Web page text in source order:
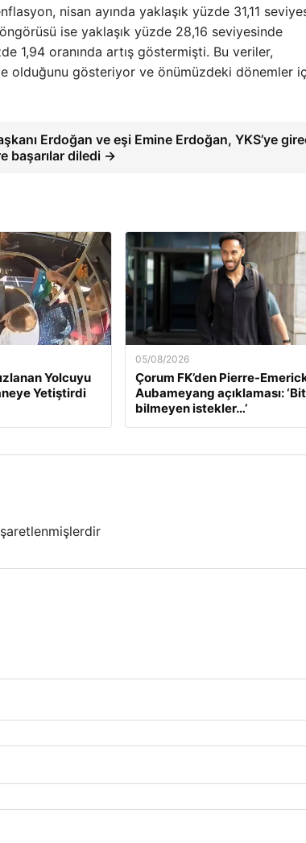
nisan ayında yaklaşık yüzde 31,11
ise yaklaşık yüzde 28,16 seviyesinde
1,94 oranında artış göstermişti. Bu veriler,
olduğunu gösteriyor ve önümüzdeki dönemler
Erdoğan ve eşi Emine Erdoğan, YKS’ye
başarılar diledi →
Yolcuyu
Yetiştirdi
05/08/2026
Çorum FK’den Pierre-
Aubameyang açıklaması:
bilmeyen istekler…’